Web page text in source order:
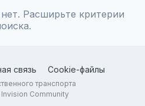
Расширьте критерии
связь Cookie-файлы
транспорта
Community